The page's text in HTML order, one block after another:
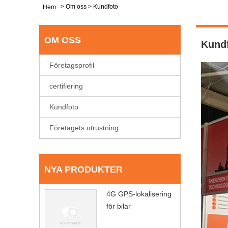
Hem > Om oss > Kundfoto
OM OSS
Företagsprofil
certifiering
Kundfoto
Företagets utrustning
NYA PRODUKTER
4G GPS-lokalisering
för bilar